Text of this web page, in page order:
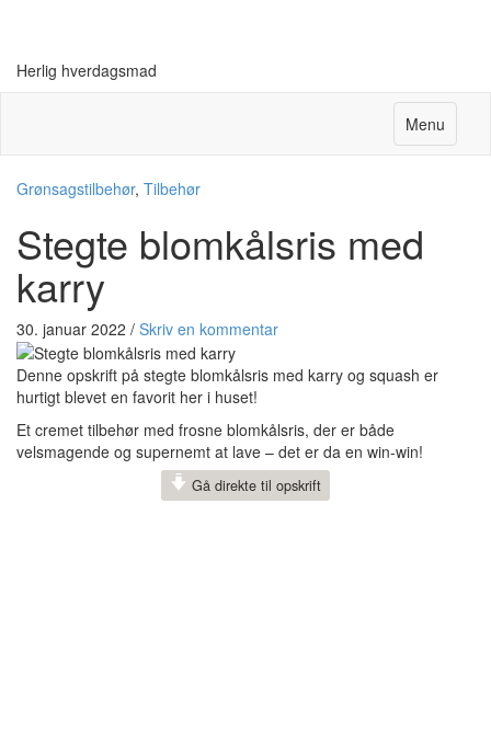
Herlig hverdagsmad
Menu
Grønsagstilbehør, Tilbehør
Stegte blomkålsris med
karry
30. januar 2022 / Skriv en kommentar
Denne opskrift på stegte blomkålsris med karry og squash er
hurtigt blevet en favorit her i huset!
Et cremet tilbehør med frosne blomkålsris, der er både
velsmagende og supernemt at lave – det er da en win-win!
Gå direkte til opskrift